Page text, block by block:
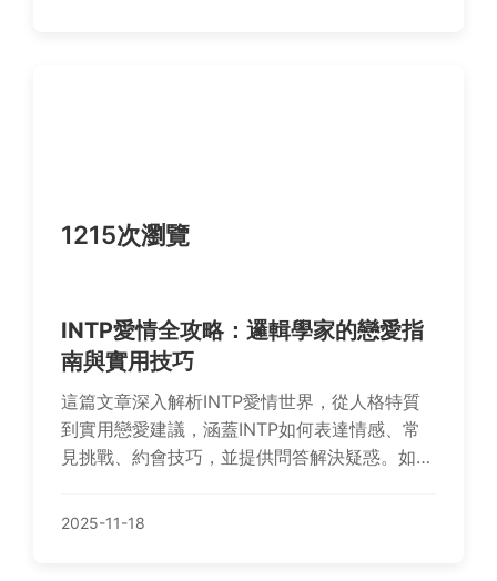
1215次瀏覽
INTP愛情全攻略：邏輯學家的戀愛指
南與實用技巧
這篇文章深入解析INTP愛情世界，從人格特質
到實用戀愛建議，涵蓋INTP如何表達情感、常
見挑戰、約會技巧，並提供問答解決疑惑。如果
面指南幫助你找到平衡邏輯與浪漫的方法。
2025-11-18